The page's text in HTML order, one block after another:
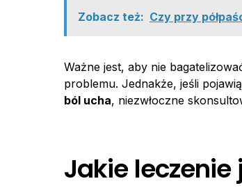
Zobacz też: Czy przy
Ważne jest, aby nie
problemu. Jednakże, jeśli
ból ucha, niezwłoczne
Jakie